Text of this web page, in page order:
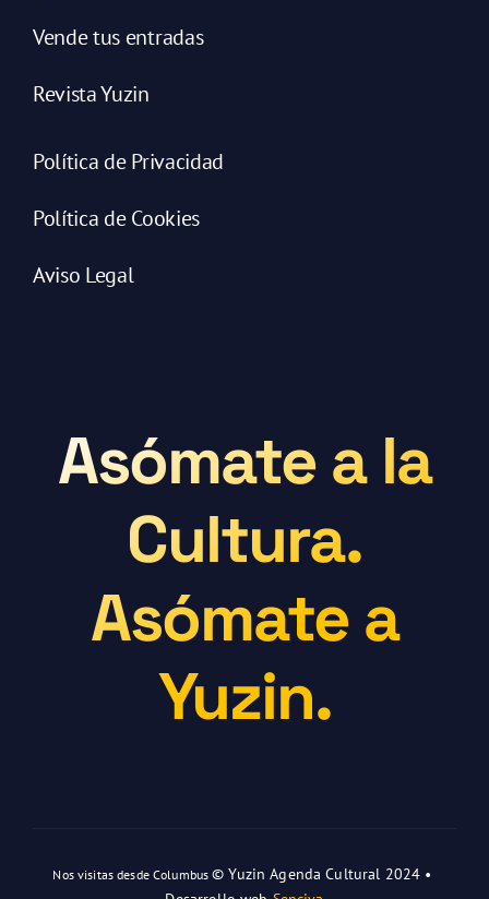
Vende tus entradas
Revista Yuzin
Política de Privacidad
Política de Cookies
Aviso Legal
Asómate a la
Cultura.
Asómate a
Yuzin.
Nos visitas desde Columbus© Yuzin Agenda Cultural 2024 •